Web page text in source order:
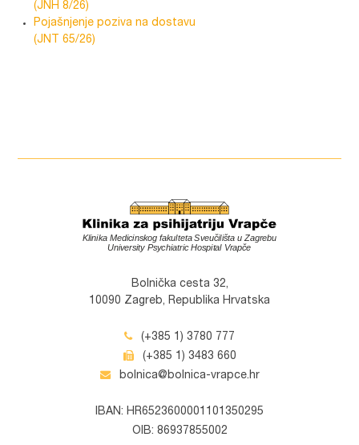
(JNH 8/26)
Pojašnjenje poziva na dostavu
(JNT 65/26)
Bolnička cesta 32,
10090 Zagreb, Republika Hrvatska
(+385 1) 3780 777
(+385 1) 3483 660
bolnica@bolnica-vrapce.hr
IBAN: HR6523600001101350295
OIB: 86937855002